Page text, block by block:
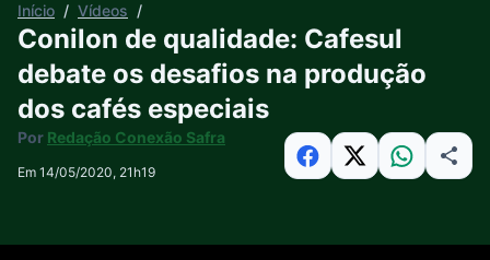
Início / Vídeos /
Conilon de qualidade: Cafesul
debate os desafios na produção
dos cafés especiais
Por Redação Conexão Safra
Em 14/05/2020, 21h19